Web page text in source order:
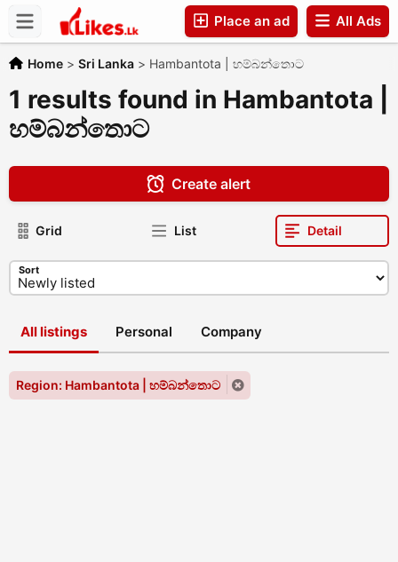
All Ads
Place an ad
Companies
Home > Sri Lanka > Hambantota | හම්බන්තොට
1 results found in Hambantota |
හම්බන්තොට
Create alert
Grid List Detail
Sort
All listings Personal Company
Region: Hambantota | හම්බන්තොට